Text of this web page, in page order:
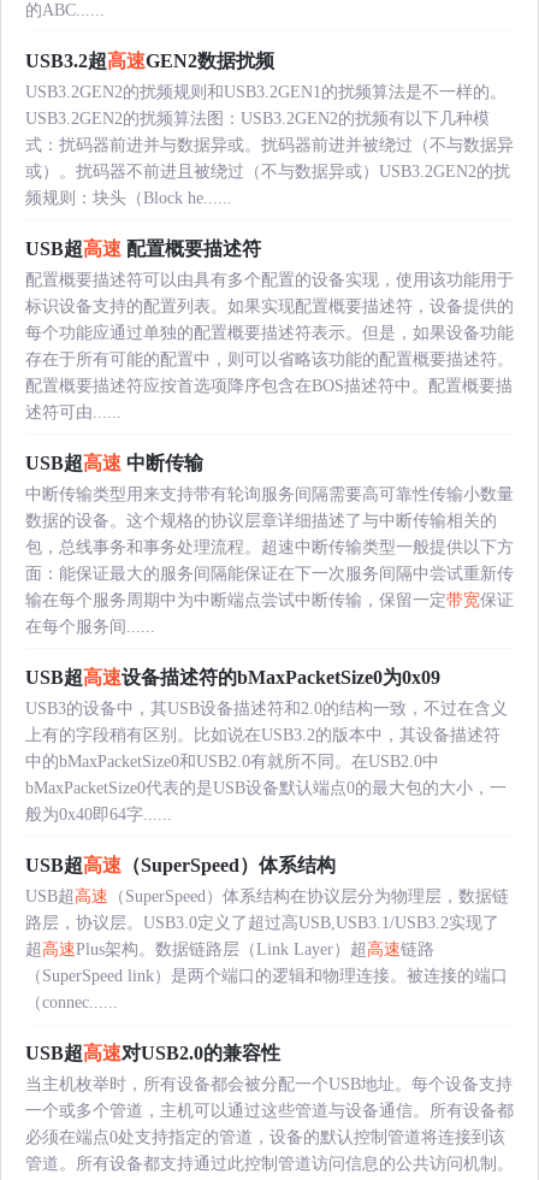
的ABC......
USB3.2超高速GEN2数据扰频
USB3.2GEN2的扰频规则和USB3.2GEN1的扰频算法是不一样的。
USB3.2GEN2的扰频算法图：USB3.2GEN2的扰频有以下几种模
式：扰码器前进并与数据异或。扰码器前进并被绕过（不与数据异
或）。扰码器不前进且被绕过（不与数据异或）USB3.2GEN2的扰
频规则：块头（Block he......
USB超高速 配置概要描述符
配置概要描述符可以由具有多个配置的设备实现，使用该功能用于
标识设备支持的配置列表。如果实现配置概要描述符，设备提供的
每个功能应通过单独的配置概要描述符表示。但是，如果设备功能
存在于所有可能的配置中，则可以省略该功能的配置概要描述符。
配置概要描述符应按首选项降序包含在BOS描述符中。配置概要描
述符可由......
USB超高速 中断传输
中断传输类型用来支持带有轮询服务间隔需要高可靠性传输小数量
数据的设备。这个规格的协议层章详细描述了与中断传输相关的
包，总线事务和事务处理流程。超速中断传输类型一般提供以下方
面：能保证最大的服务间隔能保证在下一次服务间隔中尝试重新传
输在每个服务周期中为中断端点尝试中断传输，保留一定带宽保证
在每个服务间......
USB超高速设备描述符的bMaxPacketSize0为0x09
USB3的设备中，其USB设备描述符和2.0的结构一致，不过在含义
上有的字段稍有区别。比如说在USB3.2的版本中，其设备描述符
中的bMaxPacketSize0和USB2.0有就所不同。在USB2.0中
bMaxPacketSize0代表的是USB设备默认端点0的最大包的大小，一
般为0x40即64字......
USB超高速 （SuperSpeed）体系结构
USB超高速 （SuperSpeed）体系结构在协议层分为物理层，数据链
路层，协议层。USB3.0定义了超过高USB,USB3.1/USB3.2实现了
超高速Plus架构。数据链路层（Link Layer）超高速链路
（SuperSpeed link）是两个端口的逻辑和物理连接。被连接的端口
（connec......
USB超高速对USB2.0的兼容性
当主机枚举时，所有设备都会被分配一个USB地址。每个设备支持
一个或多个管道，主机可以通过这些管道与设备通信。所有设备都
必须在端点0处支持指定的管道，设备的默认控制管道将连接到该
管道。所有设备都支持通过此控制管道访问信息的公共访问机制。